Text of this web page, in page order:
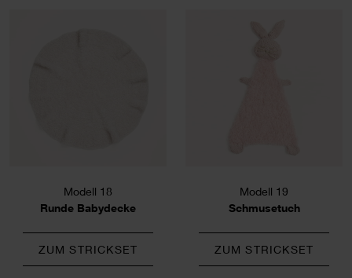
Modell 18
Runde Babydecke
ZUM STRICKSET
Modell 19
Schmusetuch
ZUM STRICKSET